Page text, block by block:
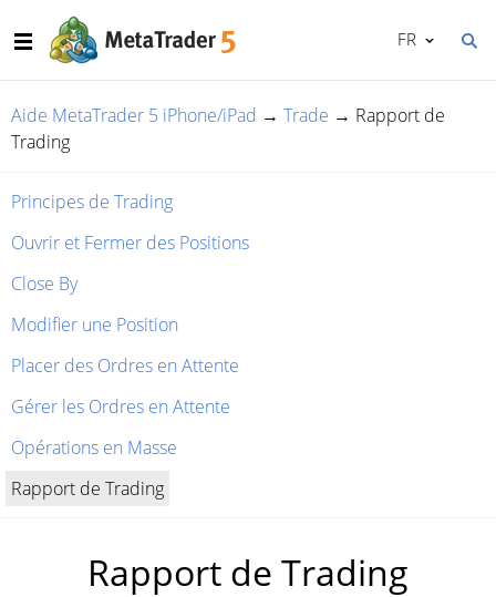
FR
Aide MetaTrader 5 iPhone/iPad → Trade → Rapport de
Trading
Principes de Trading
Ouvrir et Fermer des Positions
Close By
Modifier une Position
Placer des Ordres en Attente
Gérer les Ordres en Attente
Opérations en Masse
Rapport de Trading
Rapport de Trading